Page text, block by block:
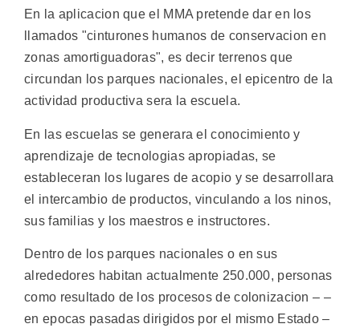
En la aplicacion que el MMA pretende dar en los
llamados "cinturones humanos de conservacion en
zonas amortiguadoras", es decir terrenos que
circundan los parques nacionales, el epicentro de la
actividad productiva sera la escuela.
En las escuelas se generara el conocimiento y
aprendizaje de tecnologias apropiadas, se
estableceran los lugares de acopio y se desarrollara
el intercambio de productos, vinculando a los ninos,
sus familias y los maestros e instructores.
Dentro de los parques nacionales o en sus
alrededores habitan actualmente 250.000, personas
como resultado de los procesos de colonizacion – –
en epocas pasadas dirigidos por el mismo Estado –